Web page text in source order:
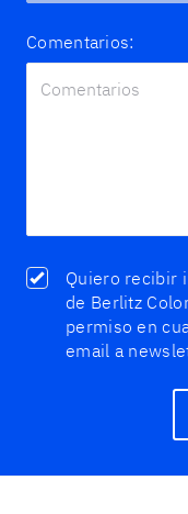
Comentarios:
Quiero recibir
de Berlitz
permiso en
email a